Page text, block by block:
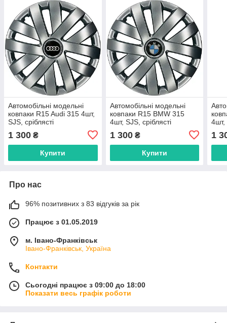
Автомобільні модельні
ковпаки R15 Audi 315 4шт,
SJS, сріблясті
1 300 ₴
Купити
Автомобільні модельні
ковпаки R15 BMW 315
4шт, SJS, сріблясті
1 300₴
Купити
4шт,
1
Про нас
96% позитивних з 83 відгуків за рік
Працює з 01.05.2019
м. Івано-Франківськ
Івано-Франківськ, Україна
Контакти
Сьогодні працює з 09:00 до 18:00
Показати весь графік роботи